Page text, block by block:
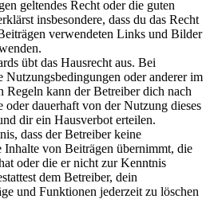
geltendes Recht oder die guten
insbesondere, dass du das Recht
verwendeten Links und Bilder
übt das Hausrecht aus. Bei
Nutzungsbedingungen oder anderer im
Regeln kann der Betreiber dich nach
oder dauerhaft von der Nutzung dieses
dir ein Hausverbot erteilen.
dass der Betreiber keine
von Beiträgen übernimmt, die
oder die er nicht zur Kenntnis
dem Betreiber, dein
und Funktionen jederzeit zu löschen